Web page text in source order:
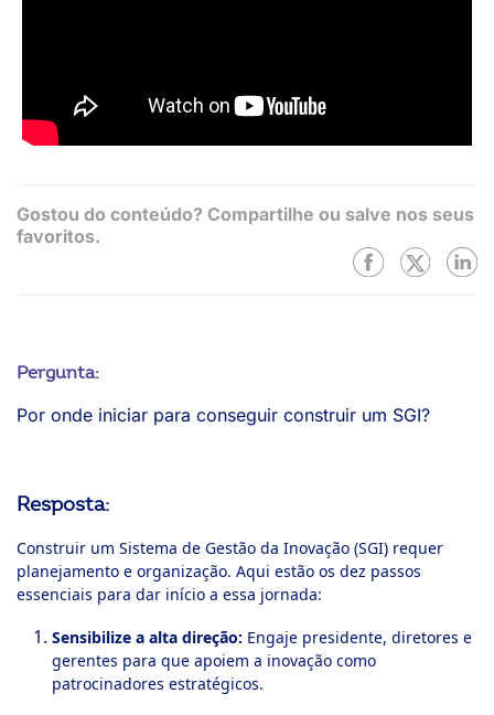
Gostou do conteúdo? Compartilhe ou salve nos seus
favoritos.
Pergunta:
Por onde iniciar para conseguir construir um SGI?
Resposta:
Construir um Sistema de Gestão da Inovação (SGI) requer
planejamento e organização. Aqui estão os dez passos
essenciais para dar início a essa jornada:
Sensibilize a alta direção: Engaje presidente, diretores e
gerentes para que apoiem a inovação como
patrocinadores estratégicos.